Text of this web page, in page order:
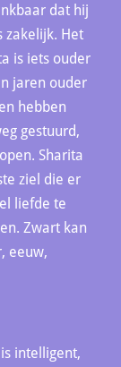
dat hij
zakelijk. Het
is iets ouder
jaren ouder
hebben
gestuurd,
Sharita
ziel die er
liefde te
Zwart kan
eeuw,
intelligent,